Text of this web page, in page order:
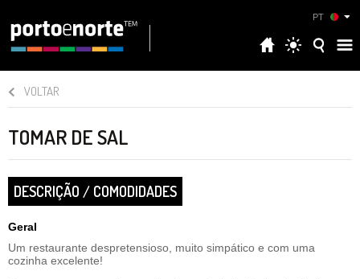
PT
VOLTAR
TOMAR DE SAL
DESCRIÇÃO / COMODIDADES
Geral
Um restaurante despretensioso, muito simpático e com uma
cozinha excelente!